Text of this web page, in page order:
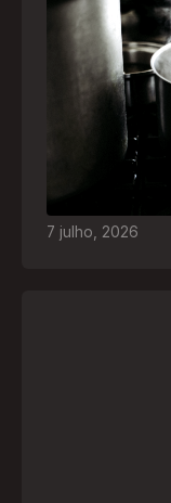
Frio leva
aquecer e
dentro de casa
O inverno
para espantar
quais são os
7 julho, 2026